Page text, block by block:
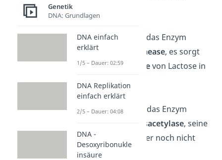
lacY: codiert für das Enzym
Galactosid-Permease, es sorgt
für dieAufnahmevon Lactose in
die Zellen
lacA: codiert für das Enzym
Galactosid-Transacetylase, seine
Funktion ist bisher noch nicht
bekannt
Genetik
DNA: Grundlagen
DNA einfach
erklärt
1/5 – Dauer: 02:59
DNA Replikation
einfach erklärt
2/5 – Dauer: 04:08
DNA -
Desoxyribonukle
insäure